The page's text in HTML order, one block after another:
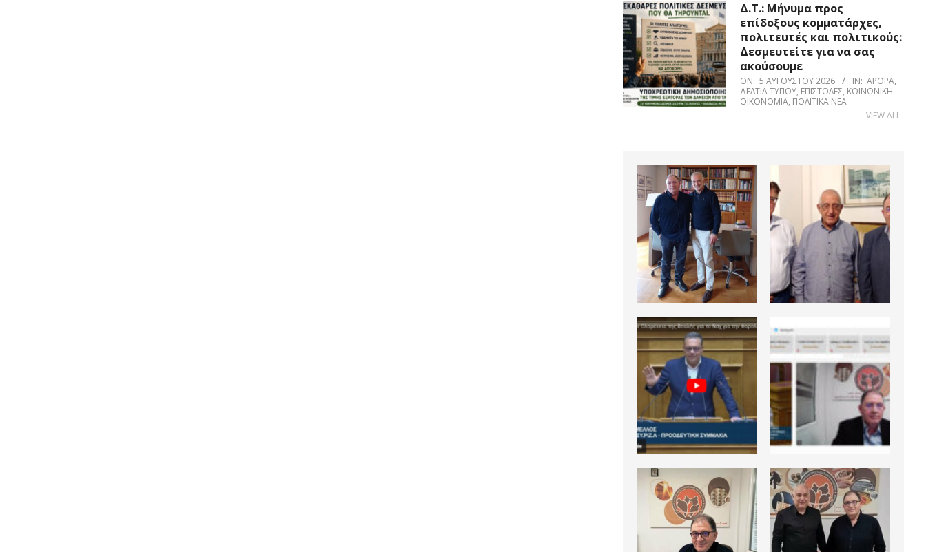
Δ.Τ.: Μήνυμα προς
επίδοξους κομματάρχες,
πολιτευτές και πολιτικούς:
Δεσμευτείτε για να σας
ακούσουμε
ON: 5 ΑΥΓΟΎΣΤΟΥ 2026 IN: ΆΡΘΡΑ,
ΔΕΛΤΊΑ ΤΎΠΟΥ, ΕΠΙΣΤΟΛΈΣ, ΚΟΙΝΩΝΙΚΉ
ΟΙΚΟΝΟΜΊΑ, ΠΟΛΙΤΙΚΆ ΝΈΑ
VIEW ALL